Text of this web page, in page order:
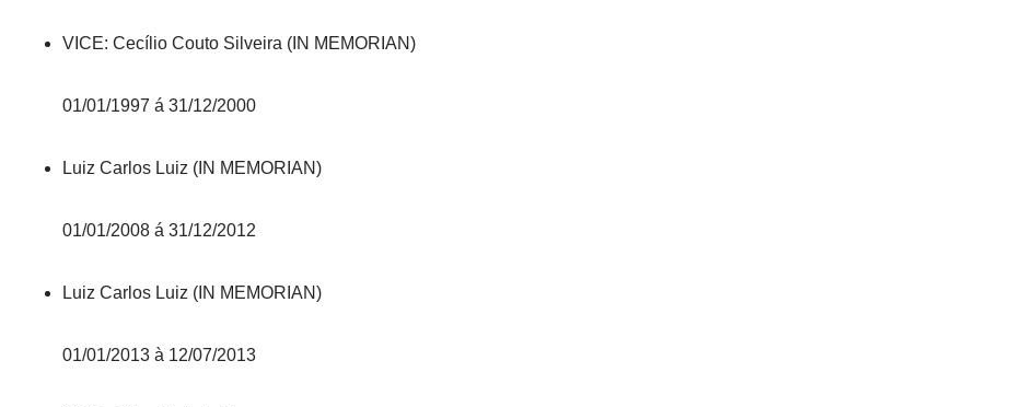
VICE: Cecílio Couto Silveira (IN MEMORIAN)
01/01/1997 á 31/12/2000
Luiz Carlos Luiz (IN MEMORIAN)
01/01/2008 á 31/12/2012
Luiz Carlos Luiz (IN MEMORIAN)
01/01/2013 à 12/07/2013